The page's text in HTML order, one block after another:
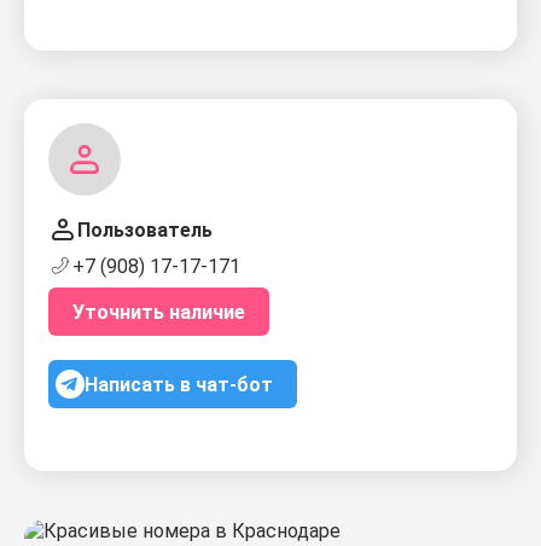
Пользователь
+7 (908) 17-17-171
Уточнить наличие
Написать в чат-бот